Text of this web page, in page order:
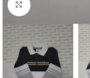
Clique para ampliar